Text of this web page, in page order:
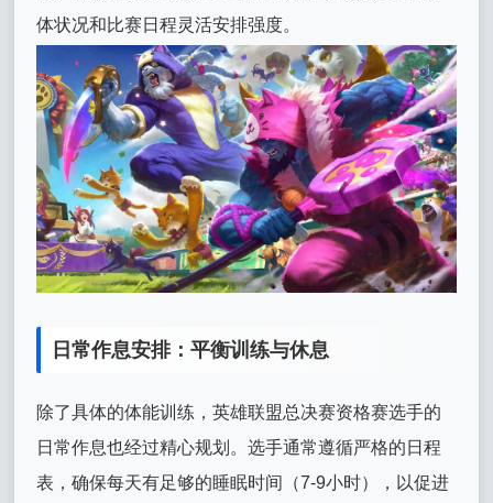
体状况和比赛日程灵活安排强度。
日常作息安排：平衡训练与休息
除了具体的体能训练，英雄联盟总决赛资格赛选手的
日常作息也经过精心规划。选手通常遵循严格的日程
表，确保每天有足够的睡眠时间（7-9小时），以促进